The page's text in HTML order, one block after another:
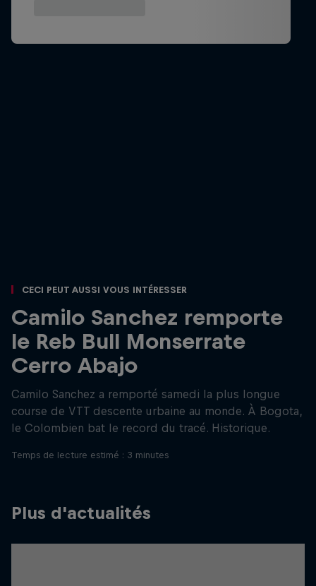
Ceci peut aussi vous intéresser
Camilo Sanchez remporte
le Reb Bull Monserrate
Cerro Abajo
Camilo Sanchez a remporté samedi la plus longue
course de VTT descente urbaine au monde. À Bogota,
le Colombien bat le record du tracé. Historique.
Temps de lecture estimé : 3 minutes
Plus d'actualités